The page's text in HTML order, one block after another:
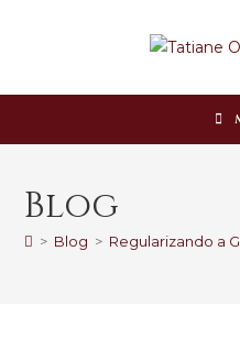
Blog
> Blog > Regularizando a